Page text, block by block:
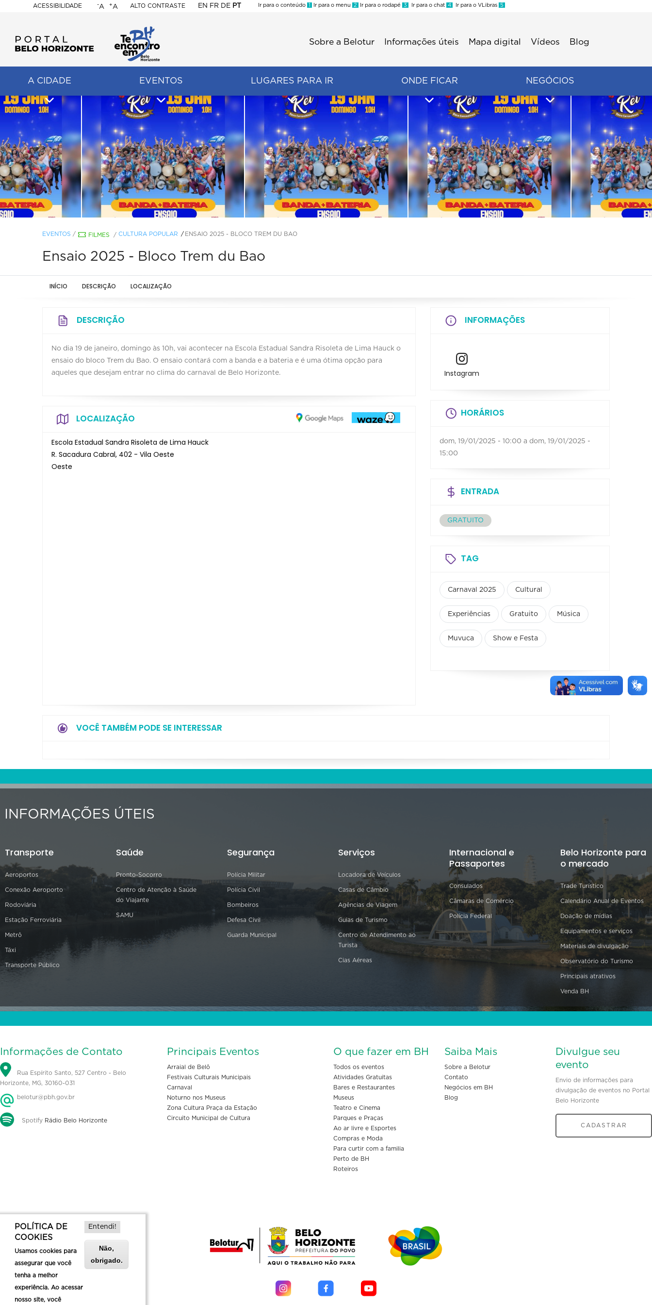
ACESSIBILIDADE
BELO
HORIZONTE
-A +A ALTO CONTRASTE EN FR DE PT
Ir para o conteúdo 1 Ir para o menu 2 Ir para o rodapé 3 Ir para o chat 4 Ir para o VLibras 5
Sobre a Belotur Informações úteis Mapa digital Vídeos Blog
A CIDADE EVENTOS LUGARES PARA IR ONDE FICAR NEGÓCIOS
EVENTOS / FILMES / CULTURA POPULAR ENSAIO 2025 - BLOCO TREM DU BAO
Ensaio 2025 - Bloco Trem du Bao
INÍCIO DESCRIÇÃO LOCALIZAÇÃO
DESCRIÇÃO
No dia 19 de janeiro, domingo às 10h, vai acontecer na Escola Estadual Sandra Risoleta de Lima Hauck o
ensaio do bloco Trem du Bao. O ensaio contará com a banda e a bateria e é uma ótima opção para
aqueles que desejam entrar no clima do carnaval de Belo Horizonte.
LOCALIZAÇÃO
Escola Estadual Sandra Risoleta de Lima Hauck
R. Sacadura Cabral, 402 - Vila Oeste
Oeste
INFORMAÇÕES
Instagram
HORÁRIOS
dom, 19/01/2025 - 10:00 a dom, 19/01/2025 -
15:00
ENTRADA
GRATUITO
TAG
Carnaval 2025 Cultural
Experiências Gratuito Música
Muvuca Show e Festa
VOCÊ TAMBÉM PODE SE INTERESSAR
INFORMAÇÕES ÚTEIS
Transporte
Aeroportos
Conexão Aeroporto
Rodoviária
Estação Ferroviária
Metrô
Táxi
Transporte Público
Saúde
Pronto-Socorro
Centro de Atenção à Saúde
do Viajante
SAMU
Segurança
Polícia Militar
Polícia Civil
Bombeiros
Defesa Civil
Guarda Municipal
Serviços
Locadora de Veículos
Casas de Câmbio
Agências de Viagem
Guias de Turismo
Centro de Atendimento ao
Turista
Cias Aéreas
Internacional e
Passaportes
Consulados
Câmaras de Comércio
Polícia Federal
Belo Horizonte para
o mercado
Trade Turístico
Calendário Anual de Eventos
Doação de mídias
Equipamentos e serviços
Materiais de divulgação
Observatório do Turismo
Principais atrativos
Venda BH
Informações de Contato
Rua Espírito Santo, 527 Centro - Belo
Horizonte, MG, 30160-031
belotur@pbh.gov.br
Spotify Rádio Belo Horizonte
Principais Eventos
Arraial de Belô
Festivais Culturais Municipais
Carnaval
Noturno nos Museus
Zona Cultura Praça da Estação
Circuito Municipal de Cultura
O que fazer em BH
Todos os eventos
Atividades Gratuitas
Bares e Restaurantes
Museus
Teatro e Cinema
Parques e Praças
Ao ar livre e Esportes
Compras e Moda
Para curtir com a familia
Perto de BH
Roteiros
Saiba Mais
Sobre a Belotur
Contato
Negócios em BH
Blog
Divulgue seu
evento
Envio de informações para
divulgação de eventos no Portal
Belo Horizonte
CADASTRAR
POLÍTICA DE
COOKIES
Usamos cookies para
assegurar que você
tenha a melhor
experiência. Ao acessar
nosso site, você
Entendi!
Não,
obrigado.